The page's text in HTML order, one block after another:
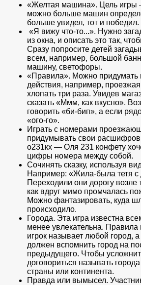
«Желтая машина». Цель игры
можно больше машин
больше увидел, тот и победил.
«Я вижу что-то...». Нужно
из окна, и описать это так,
Сразу попросите детей
всем, например, большой
машину, светофоры.
«Правила». Можно придумать
действия, например,
хлопать три раза. Увидев
сказать «Ммм, как вкусно».
говорить «би-бип», а если
«ого-го».
Играть с номерами
придумывать свои
о231кх — Оля 231 конфету
цифры номера между собой.
Сочинять сказку, используя
Например: «Жила-была тетя с
Переходили они дорогу возле
как вдруг мимо промчалась
Можно фантазировать, куда
происходило.
Города. Эта игра известна
менее увлекательна.
игрок называет любой город,
должен вспомнить город на
предыдущего. Чтобы
договориться называть
страны или континента.
Правда или вымысел.